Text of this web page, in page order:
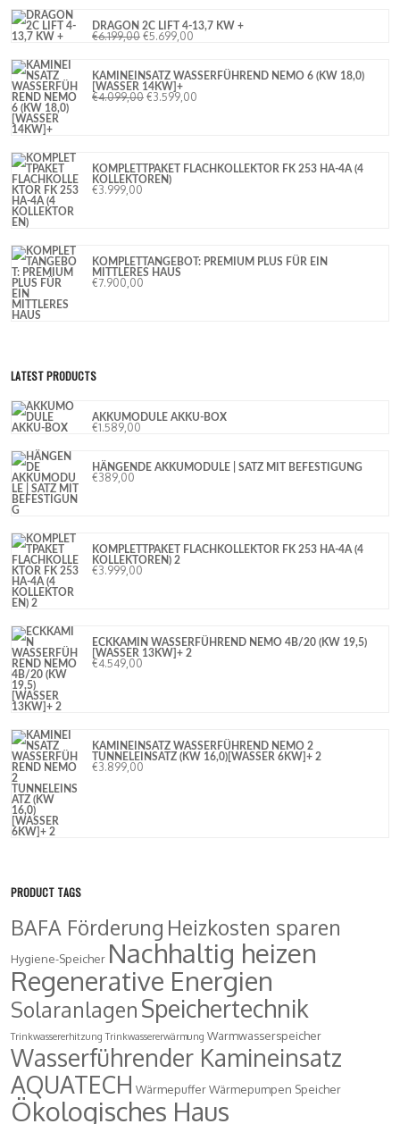
DRAGON 2C LIFT 4-13,7 KW +
€6.199,00 €5.699,00
KAMINEINSATZ WASSERFÜHREND NEMO 6 (KW 18,0)
[WASSER 14KW]+
€4.099,00 €3.599,00
KOMPLETTPAKET FLACHKOLLEKTOR FK 253 HA-4A (4
KOLLEKTOREN)
€3.999,00
KOMPLETTANGEBOT: PREMIUM PLUS FÜR EIN
MITTLERES HAUS
€7.900,00
LATEST PRODUCTS
AKKUMODULE AKKU-BOX
€1.589,00
HÄNGENDE AKKUMODULE | SATZ MIT BEFESTIGUNG
€389,00
KOMPLETTPAKET FLACHKOLLEKTOR FK 253 HA-4A (4
KOLLEKTOREN) 2
€3.999,00
ECKKAMIN WASSERFÜHREND NEMO 4B/20 (KW 19,5)
[WASSER 13KW]+ 2
€4.549,00
KAMINEINSATZ WASSERFÜHREND NEMO 2
TUNNELEINSATZ (KW 16,0)[WASSER 6KW]+ 2
€3.899,00
PRODUCT TAGS
BAFA Förderung Heizkosten sparen
Hygiene-Speicher Nachhaltig heizen
Regenerative Energien
Solaranlagen Speichertechnik
Trinkwassererhitzung Trinkwassererwärmung Warmwasserspeicher
Wasserführender Kamineinsatz
AQUATECH WärmepufferWärmepumpen Speicher
Ökologisches Haus